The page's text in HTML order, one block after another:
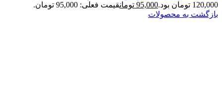
120,000 تومان بود.
95,000 تومانقیمت فعلی: 95,000 تومان.
بازگشت به محصولات